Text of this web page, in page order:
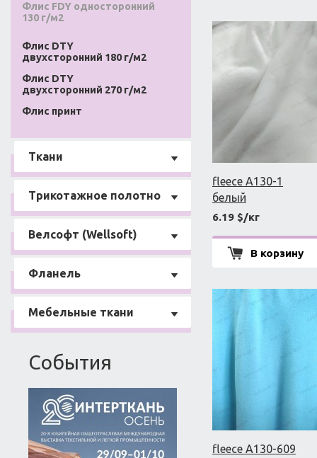
Флис FDY односторонний
130 г/м2
Флис DTY
двухсторонний 180 г/м2
Флис DTY
двухсторонний 270 г/м2
Флис принт
Ткани
Трикотажное полотно
Велсофт (Wellsoft)
Фланель
Мебельные ткани
События
fleece A130-1
белый
6.19 $/кг
В корзину
fleece A130-609